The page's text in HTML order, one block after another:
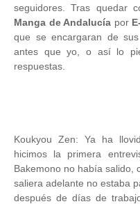
seguidores. Tras quedar
Manga de Andalucía por
que se encargaran de
antes que yo, o así lo
respuestas.
Koukyou Zen: Ya ha
hicimos la primera
Bakemono no había salido,
saliera adelante no estaba
después de días de